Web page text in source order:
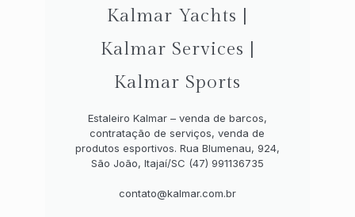
Kalmar Yachts |
Kalmar Services |
Kalmar Sports
Estaleiro Kalmar – venda de barcos,
contratação de serviços, venda de
produtos esportivos. Rua Blumenau, 924,
São João, Itajaí/SC (47) 991136735
contato@kalmar.com.br